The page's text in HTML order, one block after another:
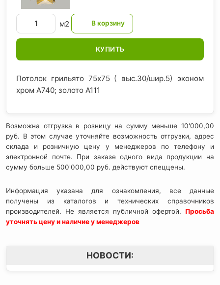
м2
КУПИТЬ
Потолок грильято 75х75 ( выс.30/шир.5) эконом
хром А740; золото А111
Возможна отгрузка в розницу на сумму меньше 10'000,00
руб. В этом случае уточняйте возможность отгрузки, адрес
склада и розничную цену у менеджеров по телефону и
электронной почте. При заказе одного вида продукции на
сумму больше 500'000,00 руб. действуют спеццены.
Информация указана для ознакомления, все данные
получены из каталогов и технических справочников
производителей. Не является публичной офертой. Просьба
уточнять цену и наличие у менеджеров
НОВОСТИ: